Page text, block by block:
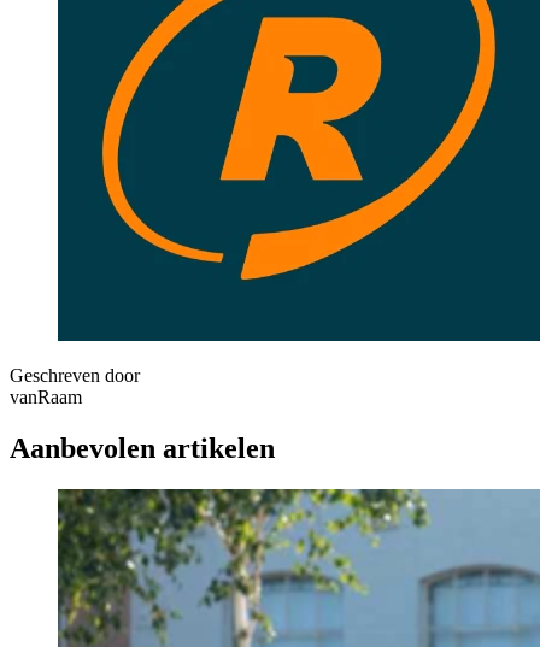
Geschreven door
vanRaam
Aanbevolen artikelen